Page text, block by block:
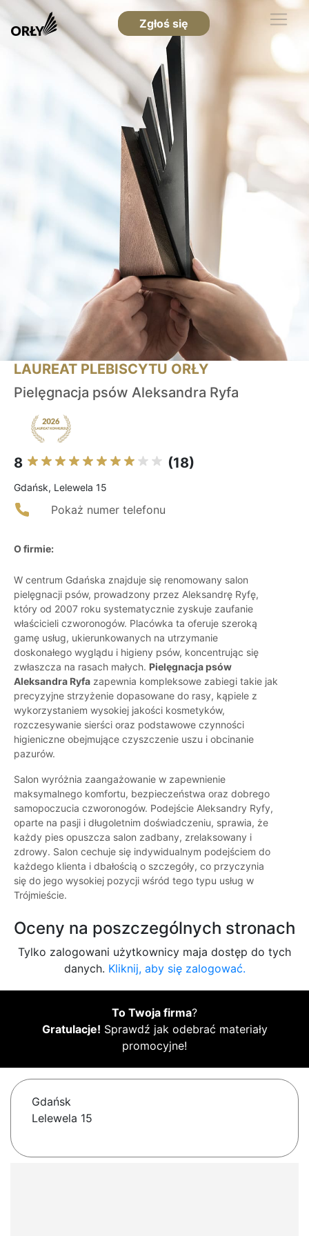
Zgłoś się
LAUREAT PLEBISCYTU ORŁY
Pielęgnacja psów Aleksandra Ryfa
8 (18)
Gdańsk, Lelewela 15
Pokaż numer telefonu
O firmie:
W centrum Gdańska znajduje się renomowany salon
pielęgnacji psów, prowadzony przez Aleksandrę Ryfę,
który od 2007 roku systematycznie zyskuje zaufanie
właścicieli czworonogów. Placówka ta oferuje szeroką
gamę usług, ukierunkowanych na utrzymanie
doskonałego wyglądu i higieny psów, koncentrując się
zwłaszcza na rasach małych. Pielęgnacja psów
Aleksandra Ryfa zapewnia kompleksowe zabiegi takie jak
precyzyjne strzyżenie dopasowane do rasy, kąpiele z
wykorzystaniem wysokiej jakości kosmetyków,
rozczesywanie sierści oraz podstawowe czynności
higieniczne obejmujące czyszczenie uszu i obcinanie
pazurów.
Salon wyróżnia zaangażowanie w zapewnienie
maksymalnego komfortu, bezpieczeństwa oraz dobrego
samopoczucia czworonogów. Podejście Aleksandry Ryfy,
oparte na pasji i długoletnim doświadczeniu, sprawia, że
każdy pies opuszcza salon zadbany, zrelaksowany i
zdrowy. Salon cechuje się indywidualnym podejściem do
każdego klienta i dbałością o szczegóły, co przyczynia
się do jego wysokiej pozycji wśród tego typu usług w
Trójmieście.
Oceny na poszczególnych stronach
Tylko zalogowani użytkownicy maja dostęp do tych
danych. Kliknij, aby się zalogować.
To Twoja firma?
Gratulacje! Sprawdź jak odebrać materiały
promocyjne!
Gdańsk
Lelewela 15